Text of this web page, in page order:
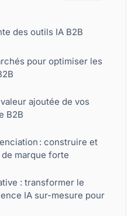
des outils IA B2B
pour optimiser les
ajoutée de vos
B2B
: construire et
marque forte
: transformer le
IA sur-mesure pour